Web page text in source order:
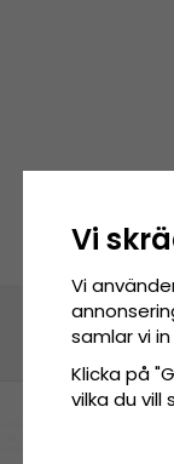
Vi
Vi
samlar vi
Klicka på
vilka du